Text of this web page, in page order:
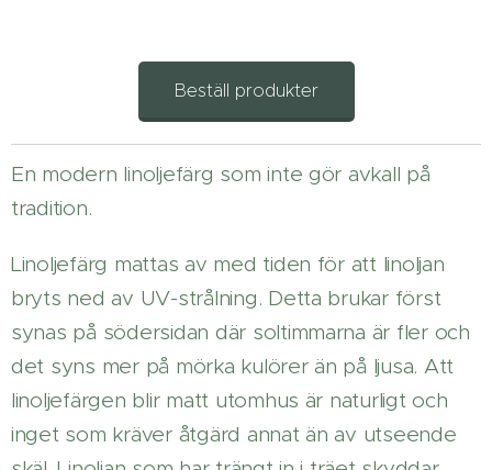
Beställ produkter
En modern linoljefärg som inte gör avkall på
tradition.
Linoljefärg mattas av med tiden för att linoljan
bryts ned av UV-strålning. Detta brukar först
synas på södersidan där soltimmarna är fler och
det syns mer på mörka kulörer än på ljusa. Att
linoljefärgen blir matt utomhus är naturligt och
inget som kräver åtgärd annat än av utseende